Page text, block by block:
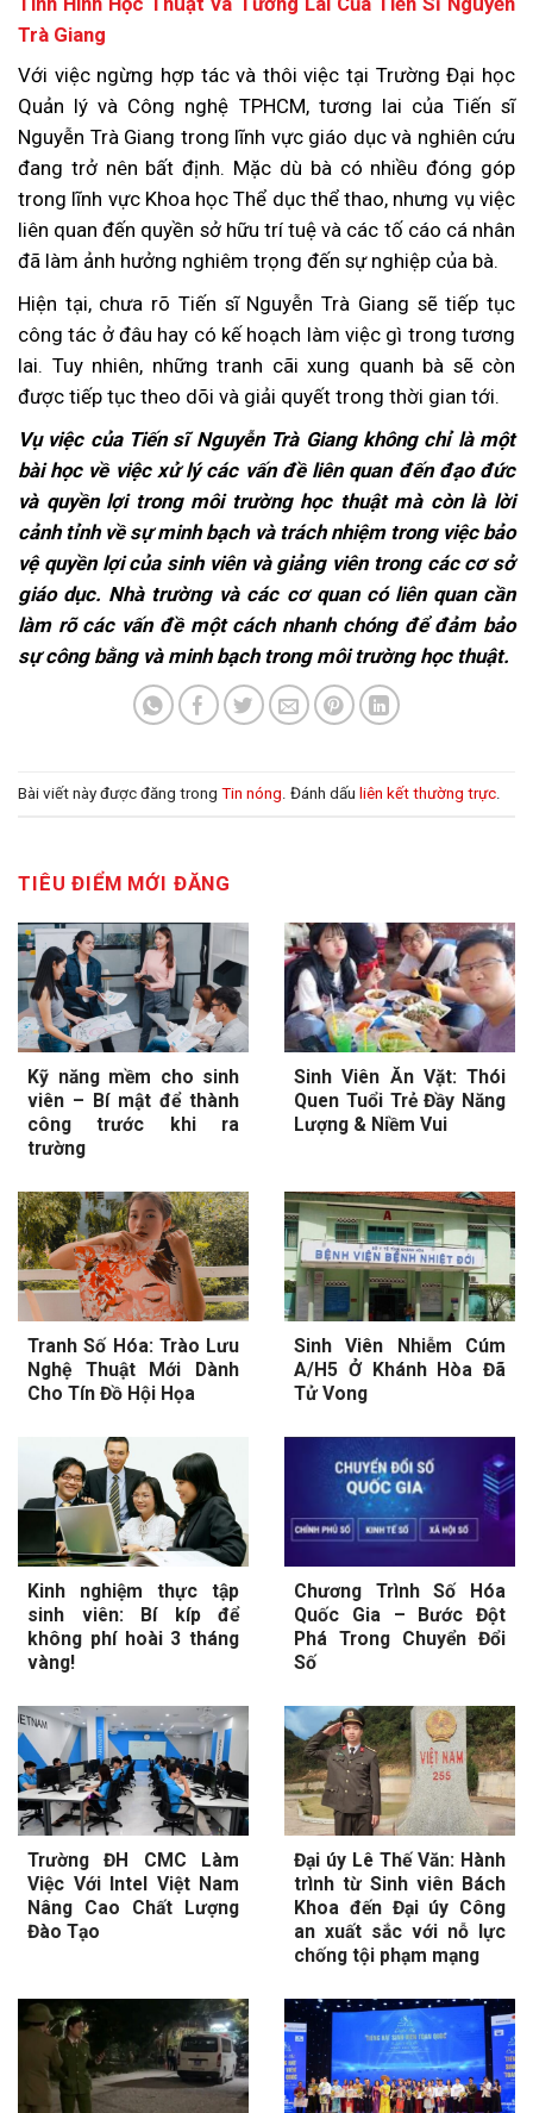
Trà Giang
Với việc ngừng hợp tác và thôi việc tại Trường Đại học
Quản lý và Công nghệ TPHCM, tương lai của Tiến sĩ
Nguyễn Trà Giang trong lĩnh vực giáo dục và nghiên cứu
đang trở nên bất định. Mặc dù bà có nhiều đóng góp
trong lĩnh vực Khoa học Thể dục thể thao, nhưng vụ việc
liên quan đến quyền sở hữu trí tuệ và các tố cáo cá nhân
đã làm ảnh hưởng nghiêm trọng đến sự nghiệp của bà.
Hiện tại, chưa rõ Tiến sĩ Nguyễn Trà Giang sẽ tiếp tục
công tác ở đâu hay có kế hoạch làm việc gì trong tương
lai. Tuy nhiên, những tranh cãi xung quanh bà sẽ còn
được tiếp tục theo dõi và giải quyết trong thời gian tới.
Vụ việc của Tiến sĩ Nguyễn Trà Giang không chỉ là một
bài học về việc xử lý các vấn đề liên quan đến đạo đức
và quyền lợi trong môi trường học thuật mà còn là lời
cảnh tỉnh về sự minh bạch và trách nhiệm trong việc bảo
vệ quyền lợi của sinh viên và giảng viên trong các cơ sở
giáo dục. Nhà trường và các cơ quan có liên quan cần
làm rõ các vấn đề một cách nhanh chóng để đảm bảo
sự công bằng và minh bạch trong môi trường học thuật.
Bài viết này được đăng trong Tin nóng . Đánh dấu liên kết thường trực
TIÊU ĐIỂM MỚI ĐĂNG
Kỹ năng mềm cho sinh
viên – Bí mật để thành
công trước khi ra
trường
Sinh Viên Ăn Vặt: Thói
Quen Tuổi Trẻ Đầy Năng
Lượng & Niềm Vui
Tranh Số Hóa: Trào Lưu
Nghệ Thuật Mới Dành
Cho Tín Đồ Hội Họa
Sinh Viên Nhiễm Cúm
A/H5 Ở Khánh Hòa Đã
Tử Vong
Kinh nghiệm thực tập
sinh viên: Bí kíp để
không phí hoài 3 tháng
vàng!
Chương Trình Số Hóa
Quốc Gia – Bước Đột
Phá Trong Chuyển Đổi
Số
Trường ĐH CMC Làm
Việc Với Intel Việt Nam
Nâng Cao Chất Lượng
Đào Tạo
Đại úy Lê Thế Văn: Hành
trình từ Sinh viên Bách
Khoa đến Đại úy Công
an xuất sắc với nỗ lực
chống tội phạm mạng